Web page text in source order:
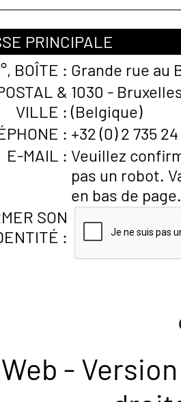
PRINCIPALE
BOÎTE : Grande rue au
&
VILLE :
1030 -
(Belgique)
: +32 (0) 2 735
E-MAIL : Veuillez
pas un robot.
en bas de page.
SON
:
-